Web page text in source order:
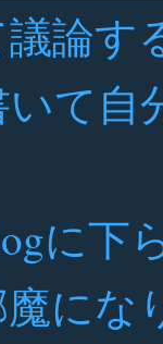
論す
て自
に下
にな